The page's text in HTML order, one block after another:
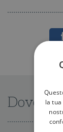
Dove la